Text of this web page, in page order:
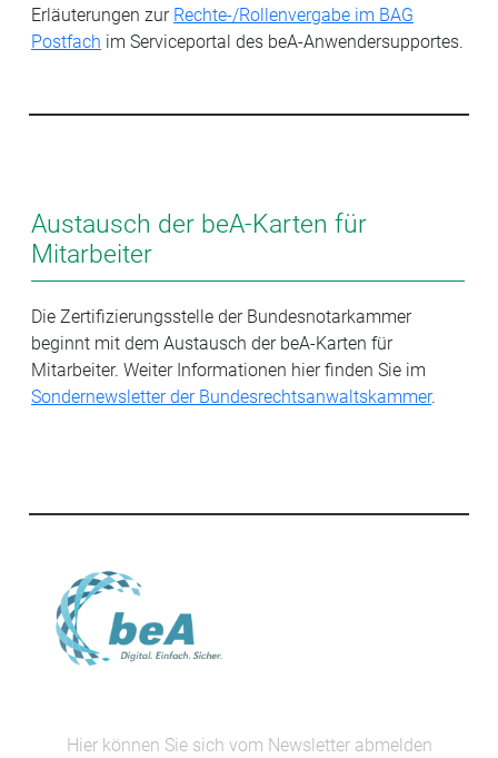
Erläuterungen zur Rechte-/Rollenvergabe im BAG
Postfach im Serviceportal des beA-Anwendersupportes.
Austausch der beA-Karten für
Mitarbeiter
Die Zertifizierungsstelle der Bundesnotarkammer
beginnt mit dem Austausch der beA-Karten für
Mitarbeiter. Weiter Informationen hier finden Sie im
Sondernewsletter der Bundesrechtsanwaltskammer.
Hier können Sie sich vom Newsletter abmelden